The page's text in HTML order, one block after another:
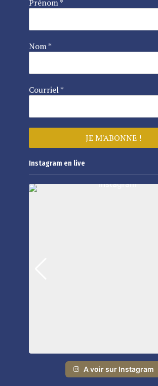
Prénom*
Nom*
Courriel*
Instagram en live
A voir sur Instagram